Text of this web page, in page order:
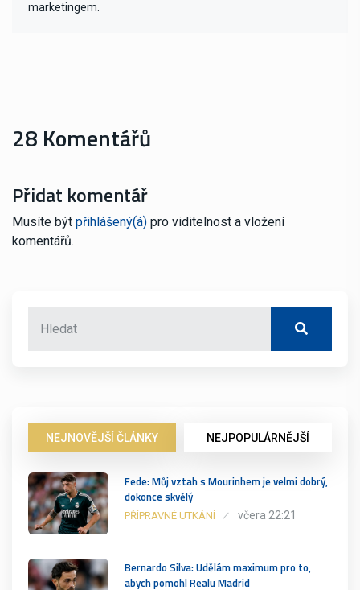
marketingem.
28 Komentářů
Přidat komentář
Musíte být přihlášený(á) pro viditelnost a vložení
komentářů.
NEJNOVĚJŠÍ ČLÁNKY NEJPOPULÁRNĚJŠÍ
Fede: Můj vztah s Mourinhem je velmi dobrý,
dokonce skvělý
PŘÍPRAVNÉ UTKÁNÍ včera 22:21
Bernardo Silva: Udělám maximum pro to,
abych pomohl Realu Madrid